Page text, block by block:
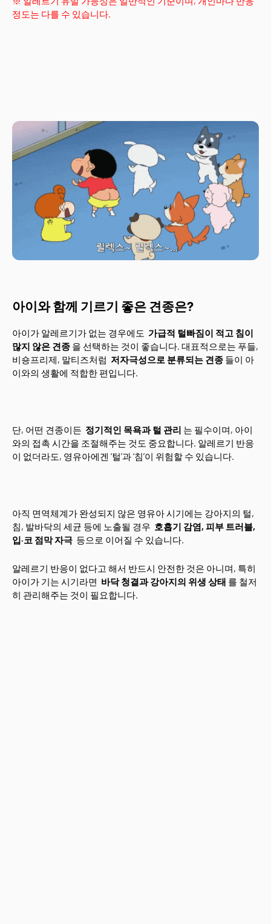
정도는 다를 수 있습니다.
아이와 함께 기르기 좋은 견종은?
아이가 알레르기가 없는 경우에도 가급적 털빠짐이 적고 침이
많지 않은 견종 을 선택하는 것이 좋습니다. 대표적으로는 푸들,
비숑프리제, 말티즈처럼 저자극성으로 분류되는 견종 들이 아
이와의 생활에 적합한 편입니다.
단, 어떤 견종이든 정기적인 목욕과 털 관리 는 필수이며, 아이
와의 접촉 시간을 조절해주는 것도 중요합니다. 알레르기 반응
이 없더라도, 영유아에겐 ‘털’과 ‘침’이 위험할 수 있습니다.
아직 면역체계가 완성되지 않은 영유아 시기에는 강아지의 털,
침, 발바닥의 세균 등에 노출될 경우 호흡기 감염, 피부 트러블,
입·코 점막 자극 등으로 이어질 수 있습니다.
알레르기 반응이 없다고 해서 반드시 안전한 것은 아니며, 특히
아이가 기는 시기라면 바닥 청결과 강아지의 위생 상태 를 철저
히 관리해주는 것이 필요합니다.